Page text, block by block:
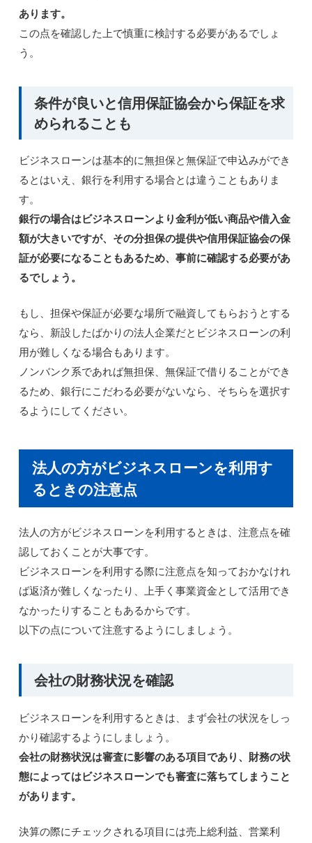
あります。
この点を確認した上で慎重に検討する必要があるでしょ
う。
条件が良いと信用保証協会から保証を求
められることも
ビジネスローンは基本的に無担保と無保証で申込みができ
るとはいえ、銀行を利用する場合とは違うこともありま
す。
銀行の場合はビジネスローンより金利が低い商品や借入金
額が大きいですが、その分担保の提供や信用保証協会の保
証が必要になることもあるため、事前に確認する必要があ
るでしょう。
もし、担保や保証が必要な場所で融資してもらおうとする
なら、新設したばかりの法人企業だとビジネスローンの利
用が難しくなる場合もあります。
ノンバンク系であれば無担保、無保証で借りることができ
るため、銀行にこだわる必要がないなら、そちらを選択す
るようにしてください。
法人の方がビジネスローンを利用す
るときの注意点
法人の方がビジネスローンを利用するときは、注意点を確
認しておくことが大事です。
ビジネスローンを利用する際に注意点を知っておかなけれ
ば返済が難しくなったり、上手く事業資金として活用でき
なかったりすることもあるからです。
以下の点について注意するようにしましょう。
会社の財務状況を確認
ビジネスローンを利用するときは、まず会社の状況をしっ
かり確認するようにしましょう。
会社の財務状況は審査に影響のある項目であり、財務の状
態によってはビジネスローンでも審査に落ちてしまうこと
があります。
決算の際にチェックされる項目には売上総利益、営業利